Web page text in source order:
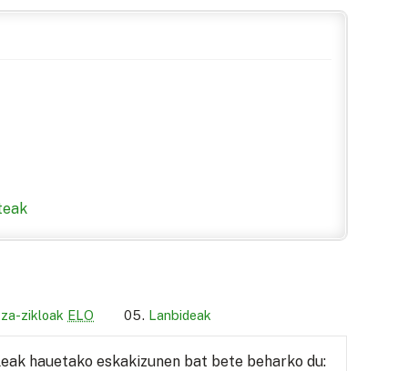
zikloak ELO Lanbideak
hauetako eskakizunen bat bete beharko du: